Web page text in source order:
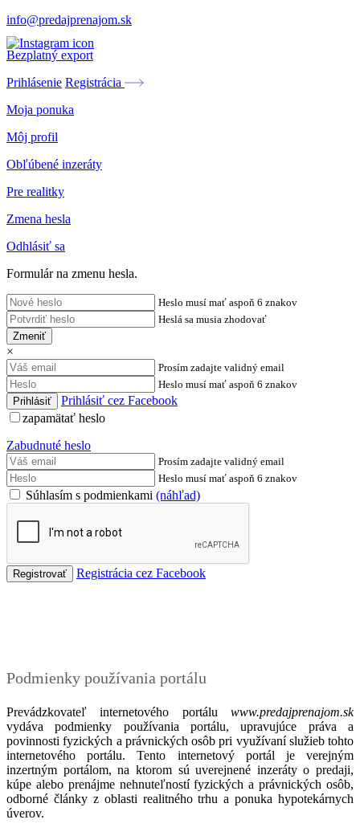
info@predajprenajom.sk
Bezplatný export
Prihlásenie Registrácia
Moja ponuka
Môj profil
Obľúbené inzeráty
Pre realitky
Zmena hesla
Odhlásiť sa
Formulár na zmenu hesla.
Heslo musí mať aspoň 6 znakov
Heslá sa musia zhodovať
Zmeniť
×
Prosím zadajte validný email
Heslo musí mať aspoň 6 znakov
Prihlásiť cez Facebook
zapamätať heslo
Zabudnuté heslo
Prosím zadajte validný email
Heslo musí mať aspoň 6 znakov
Súhlasím s podmienkami (náhľad)
Registrácia cez Facebook
Podmienky používania portálu
Prevádzkovateľ internetového portálu www.predajprenajom.sk
vydáva podmienky používania portálu, upravujúce práva a
povinnosti fyzických a právnických osôb pri využívaní služieb tohto
internetového portálu. Tento internetový portál je verejným
inzertným portálom, na ktorom sú uverejnené inzeráty o predaji,
kúpe alebo prenájme nehnuteľností fyzických a právnických osôb,
odborné články z oblasti realitného trhu a ponuka hypotekárnych
úverov.